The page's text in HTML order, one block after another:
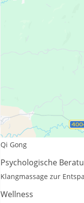
Leistungsspektrum:
Traditionelle und
Qi Gong
Psychologische
Klangmassage zur
Wellness